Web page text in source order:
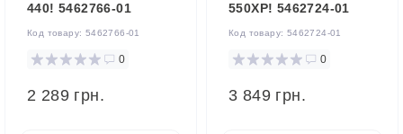
440! 5462766-01
Код товару: 5462766-01
0
2 289 грн.
550XP! 5462724-01
Код товару: 5462724-01
0
3 849 грн.